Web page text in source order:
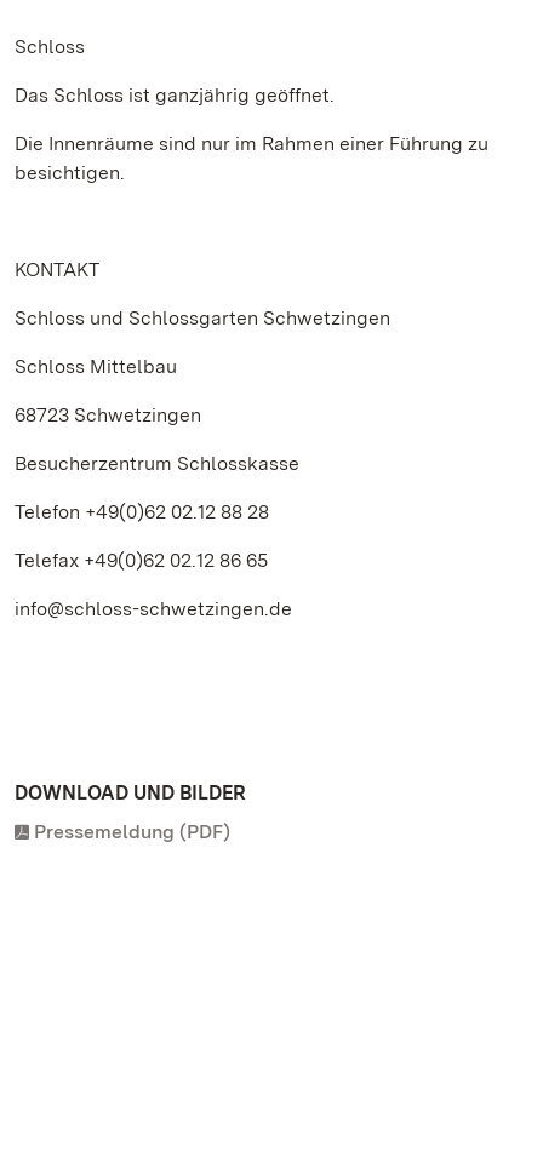
Schloss
Das Schloss ist ganzjährig geöffnet.
Die Innenräume sind nur im Rahmen einer Führung zu
besichtigen.
KONTAKT
Schloss und Schlossgarten Schwetzingen
Schloss Mittelbau
68723 Schwetzingen
Besucherzentrum Schlosskasse
Telefon +49(0)62 02.12 88 28
Telefax +49(0)62 02.12 86 65
info@schloss-schwetzingen.de
DOWNLOAD UND BILDER
Pressemeldung (PDF)